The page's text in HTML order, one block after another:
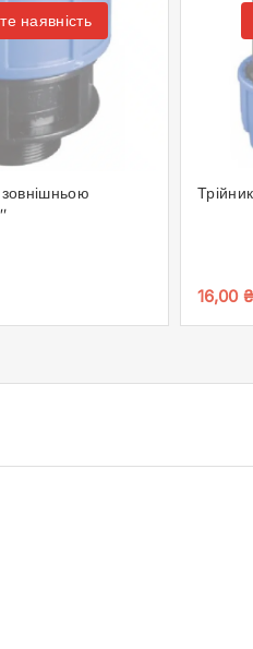
наявність
16,00 ₴